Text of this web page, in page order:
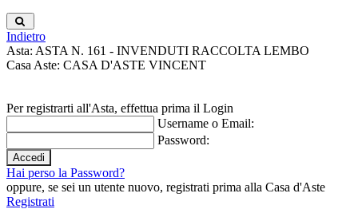
Indietro
Asta: ASTA N. 161 - INVENDUTI RACCOLTA LEMBO
Casa Aste: CASA D'ASTE VINCENT
Per registrarti all'Asta, effettua prima il Login
Username o Email:
Password:
Hai perso la Password?
oppure, se sei un utente nuovo, registrati prima alla Casa d'Aste
Registrati